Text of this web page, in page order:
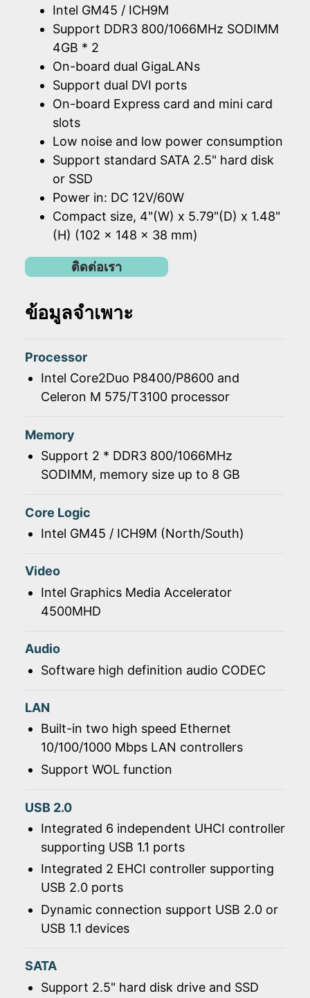
Intel GM45 / ICH9M
Support DDR3 800/1066MHz SODIMM
4GB * 2
On-board dual GigaLANs
Support dual DVI ports
On-board Express card and mini card
slots
Low noise and low power consumption
Support standard SATA 2.5" hard disk
or SSD
Power in: DC 12V/60W
Compact size, 4"(W) x 5.79"(D) x 1.48"
(H) (102 x 148 x 38 mm)
ติดต่อเรา
ข้อมูลจำเพาะ
Processor
Intel Core2Duo P8400/P8600 and
Celeron M 575/T3100 processor
Memory
Support 2 * DDR3 800/1066MHz
SODIMM, memory size up to 8 GB
Core Logic
Intel GM45 / ICH9M (North/South)
Video
Intel Graphics Media Accelerator
4500MHD
Audio
Software high definition audio CODEC
LAN
Built-in two high speed Ethernet
10/100/1000 Mbps LAN controllers
Support WOL function
USB 2.0
Integrated 6 independent UHCI controller
supporting USB 1.1 ports
Integrated 2 EHCI controller supporting
USB 2.0 ports
Dynamic connection support USB 2.0 or
USB 1.1 devices
SATA
Support 2.5" hard disk drive and SSD